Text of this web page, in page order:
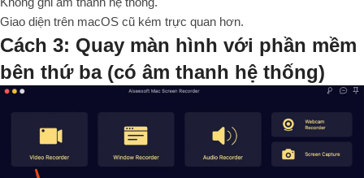
Giao diện trên macOS cũ kém trực quan hơn.
Cách 3: Quay màn hình với phần mềm
bên thứ ba (có âm thanh hệ thống)